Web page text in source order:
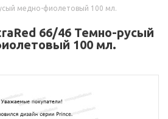
медно-фиолетовый 100 мл.
66/46 Темно-русый
100 мл.